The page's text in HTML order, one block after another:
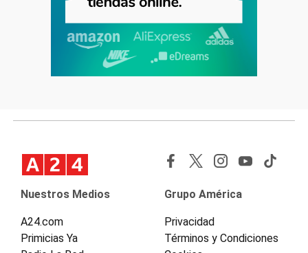
Nuestros Medios
A24.com
Primicias Ya
Grupo América
Privacidad
Términos y Condiciones